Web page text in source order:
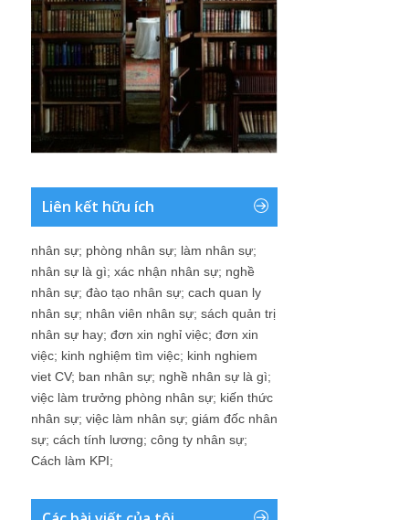
Liên kết hữu ích
nhân sự; phòng nhân sự; làm nhân sự;
nhân sự là gì; xác nhận nhân sự; nghề
nhân sự; đào tạo nhân sự; cach quan ly
nhân sự; nhân viên nhân sự; sách quản trị
nhân sự hay; đơn xin nghỉ việc; đơn xin
việc; kinh nghiệm tìm việc; kinh nghiem
viet CV; ban nhân sự; nghề nhân sự là gì;
việc làm trưởng phòng nhân sự; kiến thức
nhân sự; việc làm nhân sự; giám đốc nhân
sự; cách tính lương; công ty nhân sự;
Cách làm KPI;